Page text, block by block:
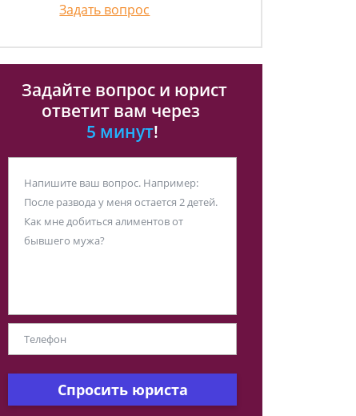
Задать вопрос
Задайте вопрос и юрист
ответит вам через
5 минут!
Спросить юриста